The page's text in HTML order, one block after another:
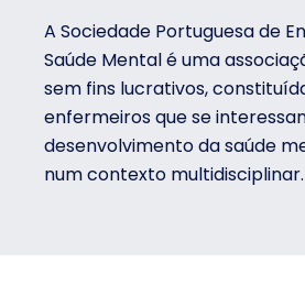
A Sociedade Portuguesa de
Saúde Mental é uma
sem fins lucrativos,
enfermeiros que se
desenvolvimento da saúde
num contexto multidisciplinar.